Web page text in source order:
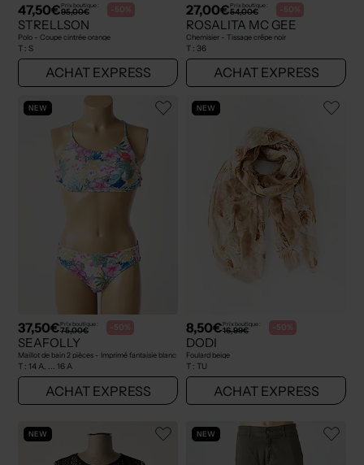
47,50€Prix boutique :
95,00€ -50%
STRELLSON
Polo - Coupe cintrée orange
T : S
ACHAT EXPRESS
27,00€Prix boutique :
54,00€ -50%
ROSALITA MC GEE
Chemisier - Tissage crêpe noir
T : 36
ACHAT EXPRESS
NEW
37,50€Prix boutique :
75,00€ -50%
SEAFOLLY
Maillot de bain 2 pièces - Imprimé fantaisie blanc
T : 14 A, ... 16 A
ACHAT EXPRESS
NEW
8,50€Prix boutique :
16,99€ -50%
DODI
Foulard beige
T : TU
ACHAT EXPRESS
NEW NEW